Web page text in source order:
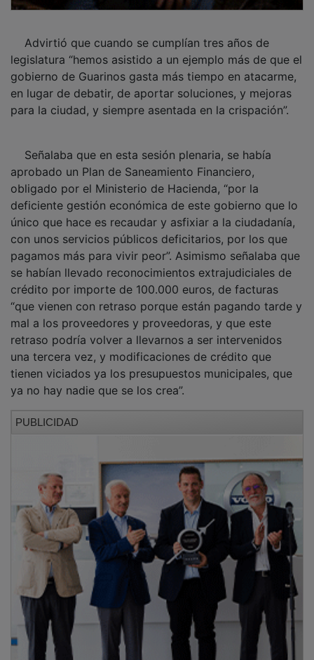
Advirtió que cuando se cumplían tres años de
legislatura “hemos asistido a un ejemplo más de que el
gobierno de Guarinos gasta más tiempo en atacarme,
en lugar de debatir, de aportar soluciones, y mejoras
para la ciudad, y siempre asentada en la crispación”.
Señalaba que en esta sesión plenaria, se había
aprobado un Plan de Saneamiento Financiero,
obligado por el Ministerio de Hacienda, “por la
deficiente gestión económica de este gobierno que lo
único que hace es recaudar y asfixiar a la ciudadanía,
con unos servicios públicos deficitarios, por los que
pagamos más para vivir peor”. Asimismo señalaba que
se habían llevado reconocimientos extrajudiciales de
crédito por importe de 100.000 euros, de facturas
“que vienen con retraso porque están pagando tarde y
mal a los proveedores y proveedoras, y que este
retraso podría volver a llevarnos a ser intervenidos
una tercera vez, y modificaciones de crédito que
tienen viciados ya los presupuestos municipales, que
ya no hay nadie que se los crea”.
PUBLICIDAD